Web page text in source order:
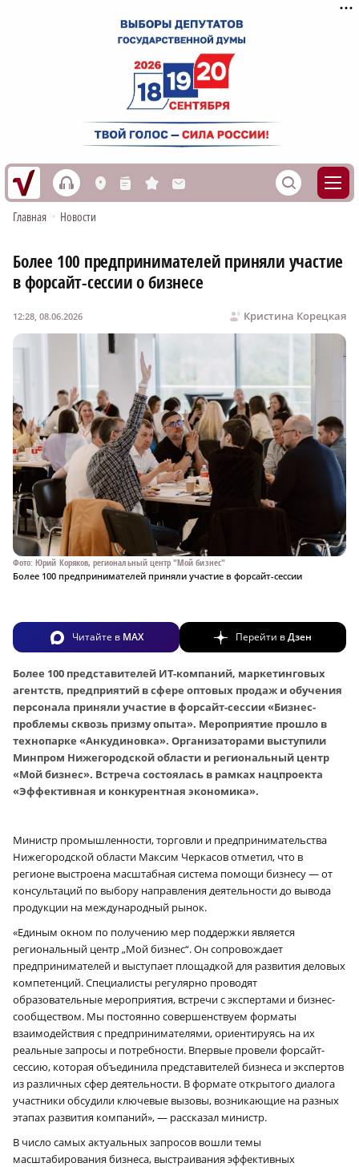
h L n s M S
Главная • Новости
Более 100 предпринимателей приняли участие
в форсайт-сессии о бизнесе
Кристина Корецкая
12:28, 08.06.2026
Фото: Юрий Коряков, региональный центр "Мой бизнес"
Более 100 предпринимателей приняли участие в форсайт-сессии
Читайте в MAX Перейти вДзен
Более 100 представителей ИТ-компаний, маркетинговых
агентств, предприятий в сфере оптовых продаж и обучения
персонала приняли участие в форсайт-сессии «Бизнес-
проблемы сквозь призму опыта». Мероприятие прошло в
технопарке «Анкудиновка». Организаторами выступили
Минпром Нижегородской области и региональный центр
«Мой бизнес». Встреча состоялась в рамках нацпроекта
«Эффективная и конкурентная экономика».
Министр промышленности, торговли и предпринимательства
Нижегородской области Максим Черкасов отметил, что в
регионе выстроена масштабная система помощи бизнесу — от
консультаций по выбору направления деятельности до вывода
продукции на международный рынок.
«Единым окном по получению мер поддержки является
региональный центр „Мой бизнес“. Он сопровождает
предпринимателей и выступает площадкой для развития деловых
компетенций. Специалисты регулярно проводят
образовательные мероприятия, встречи с экспертами и бизнес-
сообществом. Мы постоянно совершенствуем форматы
взаимодействия с предпринимателями, ориентируясь на их
реальные запросы и потребности. Впервые провели форсайт-
сессию, которая объединила представителей бизнеса и экспертов
из различных сфер деятельности. В формате открытого диалога
участники обсудили ключевые вызовы, возникающие на разных
этапах развития компаний», — рассказал министр.
В число самых актуальных запросов вошли темы
масштабирования бизнеса, выстраивания эффективных